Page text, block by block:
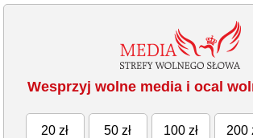
Wesprzyj wolne media i ocal
20 zł 50 zł 100 zł 200